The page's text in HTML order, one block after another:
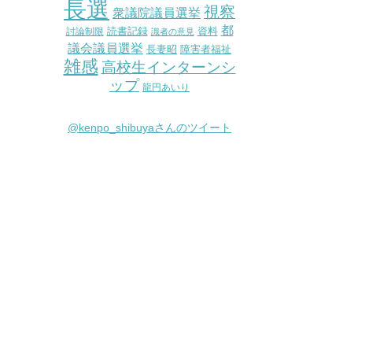
長選 衆議院議員選挙 視察
討論制限 読書記録 識者の意見 資料 都
議会議員選挙 長妻昭 障害者福祉
雑感 高校生インターンシ
ップ 龍円あいり
@kenpo_shibuyaさんのツイート